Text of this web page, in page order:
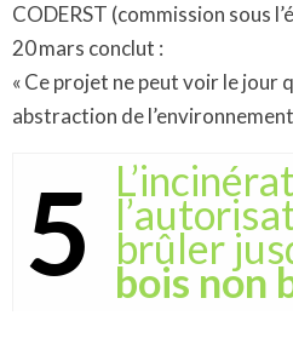
CODERST (commission sous
20 mars conclut :
« Ce projet ne peut voir le jour
abstraction de
5 brûler
bois non